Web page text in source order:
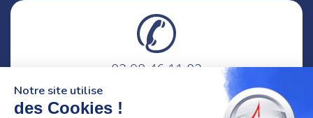
02 98 46 11 02
Notre site utilise
des Cookies !